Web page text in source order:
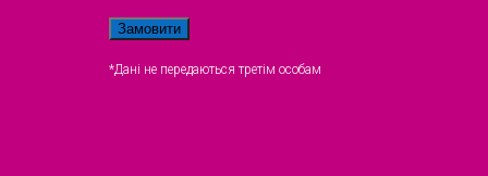
*Дані не передаються третім особам